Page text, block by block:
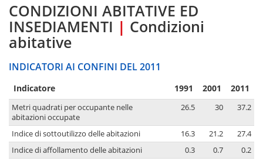
CONDIZIONI ABITATIVE ED
INSEDIAMENTI | Condizioni
abitative
INDICATORI AI CONFINI DEL 2011
Indicatore 1991 2001 2011
Metri quadrati per occupante nelle
abitazioni occupate
26.5 30 37.2
Indice di sottoutilizzo delle abitazioni 16.3 21.2
27.4
Indice di affollamento delle abitazioni
0.3 0.7
0.2